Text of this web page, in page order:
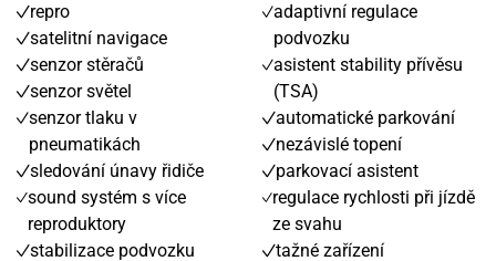
repro
satelitní navigace
senzor stěračů
senzor světel
senzor tlaku v
pneumatikách
sledování únavy řidiče
sound systém s více
reproduktory
stabilizace podvozku
adaptivní regulace
podvozku
asistent stability přívěsu
(TSA)
automatické parkování
nezávislé topení
parkovací asistent
regulace rychlosti při jízdě
ze svahu
tažné zařízení